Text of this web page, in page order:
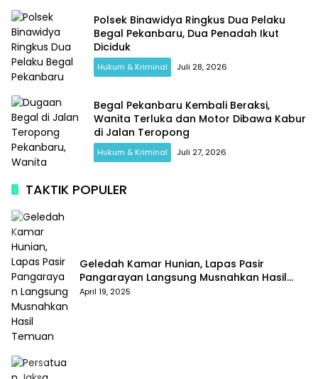
Polsek Binawidya Ringkus Dua Pelaku
Begal Pekanbaru, Dua Penadah Ikut
Diciduk
Hukum & Kriminal Juli 28, 2026
Begal Pekanbaru Kembali Beraksi,
Wanita Terluka dan Motor Dibawa Kabur
di Jalan Teropong
Hukum & Kriminal Juli 27, 2026
TAKTIK POPULER
Geledah Kamar Hunian, Lapas Pasir
Pangarayan Langsung Musnahkan Hasil
Temuan
April 19, 2025